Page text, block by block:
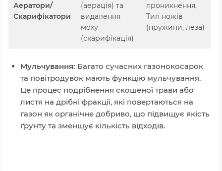
Аератори/
Скарифікатори
(аерація) та
видалення
моху
(скарифікація)
проникнення,
Тип ножів
(пружини, леза)
Мульчування: Багато сучасних газонокосарок
та повітродувок мають функцію мульчування.
Це процес подрібнення скошеної трави або
листя на дрібні фракції, які повертаються на
газон як органічне добриво, що підвищує якість
ґрунту та зменшує кількість відходів.